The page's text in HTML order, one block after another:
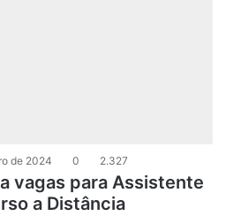
de 2024 0 2.327
vagas para Assistente
a Distância